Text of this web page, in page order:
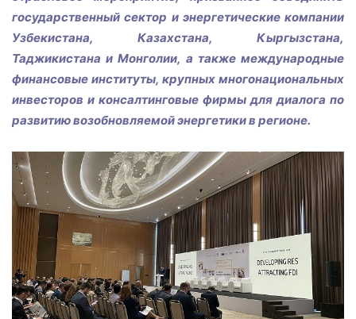
государственный сектор и энергетические компании
Узбекистана, Казахстана, Кыргызстана,
Таджикистана и Монголии, а также международные
финансовые институты, крупных многонациональных
инвесторов и консалтинговые фирмы для диалога по
развитию возобновляемой энергетики в регионе.